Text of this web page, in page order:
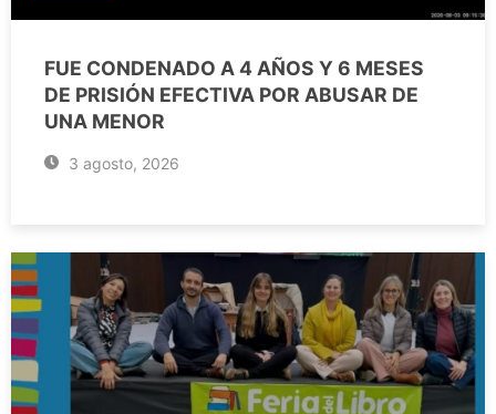
FUE CONDENADO A 4 AÑOS Y 6 MESES
DE PRISIÓN EFECTIVA POR ABUSAR DE
UNA MENOR
3 agosto, 2026